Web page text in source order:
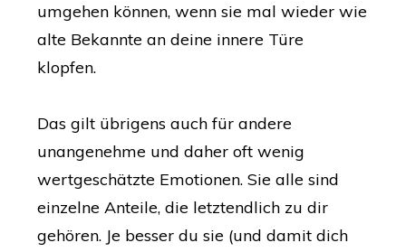
umgehen können, wenn sie mal wieder wie
alte Bekannte an deine innere Türe
klopfen.
Das gilt übrigens auch für andere
unangenehme und daher oft wenig
wertgeschätzte Emotionen. Sie alle sind
einzelne Anteile, die letztendlich zu dir
gehören. Je besser du sie (und damit dich